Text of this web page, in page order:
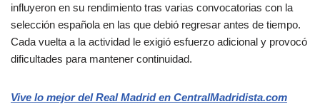
influyeron en su rendimiento tras varias convocatorias con la
selección española en las que debió regresar antes de tiempo.
Cada vuelta a la actividad le exigió esfuerzo adicional y provocó
dificultades para mantener continuidad.
Vive lo mejor del Real Madrid en CentralMadridista.com